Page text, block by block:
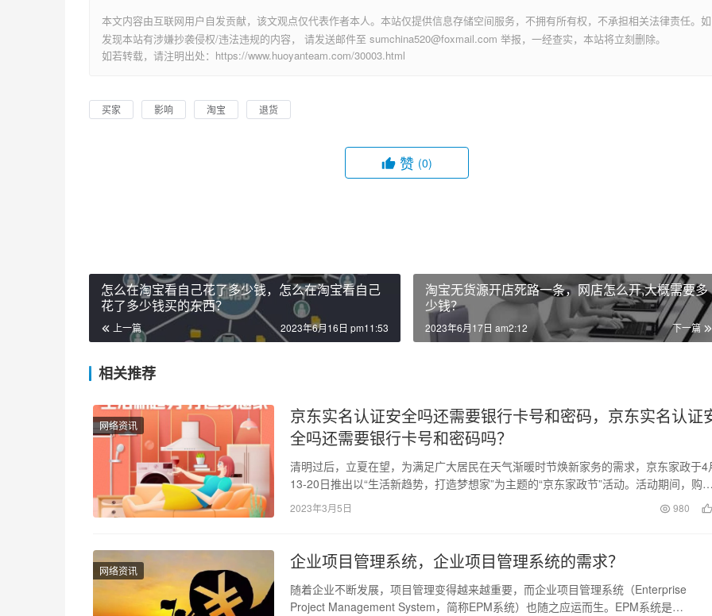
本文内容由互联网用户自发贡献，该文观点仅代表作者本人。本站仅提供信息存储空间服务，不拥有所有权，不承担相关法律责任。如
发现本站有涉嫌抄袭侵权/违法违规的内容， 请发送邮件至 sumchina520@foxmail.com 举报，一经查实，本站将立刻删除。
如若转载，请注明出处：https://www.huoyanteam.com/30003.html
买家 影响 淘宝 退货
赞 (0)
怎么在淘宝看自己花了多少钱，怎么在淘宝看自己
花了多少钱买的东西？
上一篇 2023年6月16日 pm11:53
淘宝无货源开店死路一条，网店怎么开,大概需要多
少钱？
下一篇
2023年6月17日 am2:12
相关推荐
网络资讯
京东实名认证安全吗还需要银行卡号和密码，京东实名认证
全吗还需要银行卡号和密码吗？
清明过后，立夏在望，为满足广大居民在天气渐暖时节焕新家务的需求，京东家政于4
13-20日推出以“生活新趋势，打造梦想家”为主题的“京东家政节”活动。活动期间，购买
京东家政服务的客…
2023年3月5日 980
网络资讯 企业项目管理系统，企业项目管理系统的需求？
随着企业不断发展，项目管理变得越来越重要，而企业项目管理系统（Enterprise
Project Management System，简称EPM系统）也随之应运而生。EPM系统是…